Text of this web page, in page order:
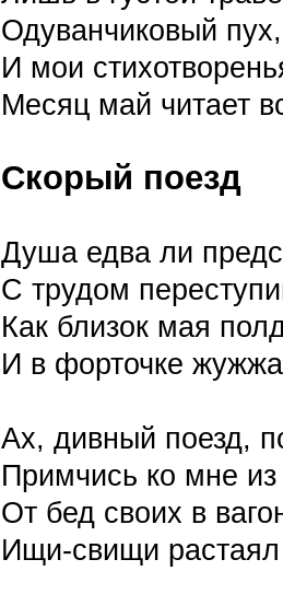
Одуванчиковый пух,
И мои
Месяц май читает
Скорый поезд
Душа едва ли
С трудом
Как близок мая
И в форточке
Ах, дивный поезд,
Примчись ко мне
От бед своих в
Ищи-свищи